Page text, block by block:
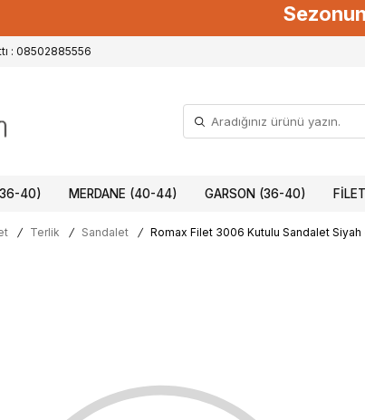
: 08502885556
40) MERDANE (40-44) GARSON (36-40)
/ Terlik / Sandalet / Romax Filet 3006 Kutulu Sandalet Siyah